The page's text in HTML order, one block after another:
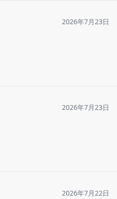
2026年7月23日
2026年7月23日
2026年7月22日